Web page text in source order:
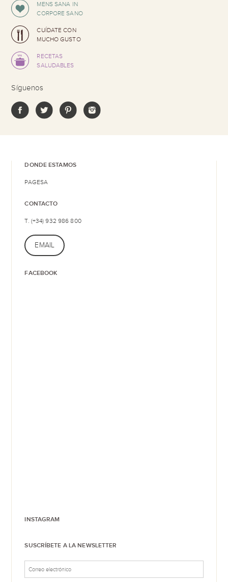
MENS SANA IN
CORPORE SANO
CUÍDATE CON
MUCHO GUSTO
RECETAS
SALUDABLES
Síguenos
DONDE ESTAMOS
PAGESA
CONTACTO
T. (+34) 932 986 800
EMAIL
FACEBOOK
INSTAGRAM
SUSCRÍBETE A LA NEWSLETTER